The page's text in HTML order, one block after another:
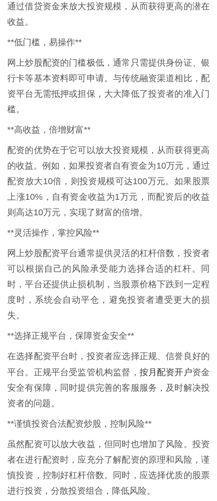
通过借贷资金来放大投资规模，从而获得更高的潜在
收益。
**低门槛，易操作**
网上炒股配资的门槛极低，通常只需提供身份证、银
行卡等基本资料即可申请。与传统融资渠道相比，配
资平台无需抵押或担保，大大降低了投资者的准入门
槛。
**高收益，倍增财富**
配资的优势在于它可以放大投资规模，从而获得更高
的收益。例如，如果投资者自有资金为10万元，通过
配资放大10倍，则投资规模可达100万元。如果股票
上涨10%，自有资金收益为1万元，而配资后的收益
则高达10万元，实现了财富的倍增。
**灵活操作，掌控风险**
网上炒股配资平台通常提供灵活的杠杆倍数，投资者
可以根据自己的风险承受能力选择合适的杠杆。同
时，平台还提供止损机制，当股票价格下跌到一定程
度时，系统会自动平仓，避免投资者遭受更大的损
失。
**选择正规平台，保障资金安全**
在选择配资平台时，投资者应选择正规、信誉良好的
平台。正规平台受监管机构监督， 按月配资开户资金
安全有保障，同时提供完善的客服服务，及时解决投
资者的问题。
**谨慎投资合法配资炒股，控制风险**
虽然配资可以放大收益，但同时也增加了风险。投资
者在进行配资时，应充分了解配资的原理和风险，谨
慎投资，控制好杠杆倍数。同时，应选择优质的股票
进行投资，分散投资组合，降低风险。